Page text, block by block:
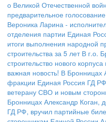
о Великой Отечественной
предварительное
Вероника Ларина -
отделения партии Единая
итоги выполнения народной
строительства за 5 лет В г.о.
строительство нового
важная новость! В Бронницах
фракции Единая Россия ГД
ветерану СВО и новым
Бронницах Александр Коган,
ГД РФ, вручил партийные